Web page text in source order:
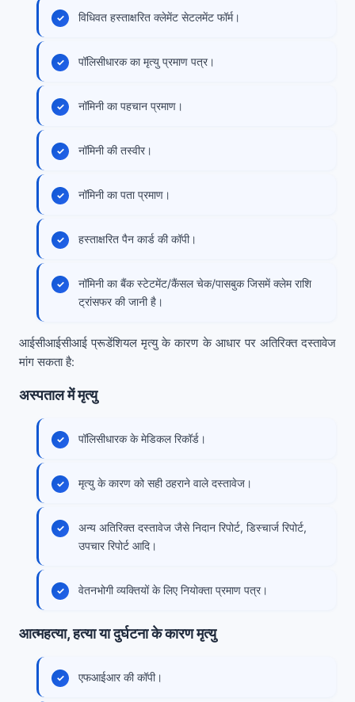
विधिवत हस्ताक्षरित क्लेमेंट सेटलमेंट फॉर्म।
पॉलिसीधारक का मृत्यु प्रमाण पत्र।
नॉमिनी का पहचान प्रमाण।
नॉमिनी की तस्वीर।
नॉमिनी का पता प्रमाण।
हस्ताक्षरित पैन कार्ड की कॉपी।
नॉमिनी का बैंक स्टेटमेंट/कैंसल चेक/पासबुक जिसमें क्लेम राशि
ट्रांसफर की जानी है।
आईसीआईसीआई प्रूडेंशियल मृत्यु के कारण के आधार पर अतिरिक्त दस्तावेज
मांग सकता है:
अस्पताल में मृत्यु
पॉलिसीधारक के मेडिकल रिकॉर्ड।
मृत्यु के कारण को सही ठहराने वाले दस्तावेज।
अन्य अतिरिक्त दस्तावेज जैसे निदान रिपोर्ट, डिस्चार्ज रिपोर्ट,
उपचार रिपोर्ट आदि।
वेतनभोगी व्यक्तियों के लिए नियोक्ता प्रमाण पत्र।
आत्महत्या, हत्या या दुर्घटना के कारण मृत्यु
एफआईआर की कॉपी।